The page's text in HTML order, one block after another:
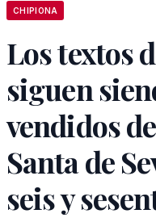
CHIPIONA
Los textos
siguen
vendidos
Santa de
seis y